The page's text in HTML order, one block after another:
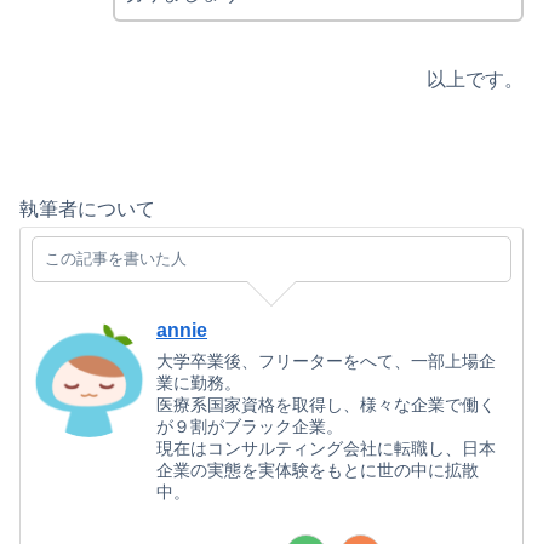
以上です。
執筆者について
この記事を書いた人
annie
大学卒業後、フリーターをへて、一部上場企
業に勤務。
医療系国家資格を取得し、様々な企業で働く
が９割がブラック企業。
現在はコンサルティング会社に転職し、日本
企業の実態を実体験をもとに世の中に拡散
中。